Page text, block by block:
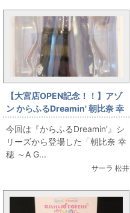
【大宮店OPEN記念！！】アゾ
ン からふるDreamin' 朝比奈 幸
穂 ～A Gift from M．K．～ 黒
猫・白猫
今回は『からふるDreamin'』シ
リーズから登場した「朝比奈 幸
穂 ～A G...
サーラ 松井